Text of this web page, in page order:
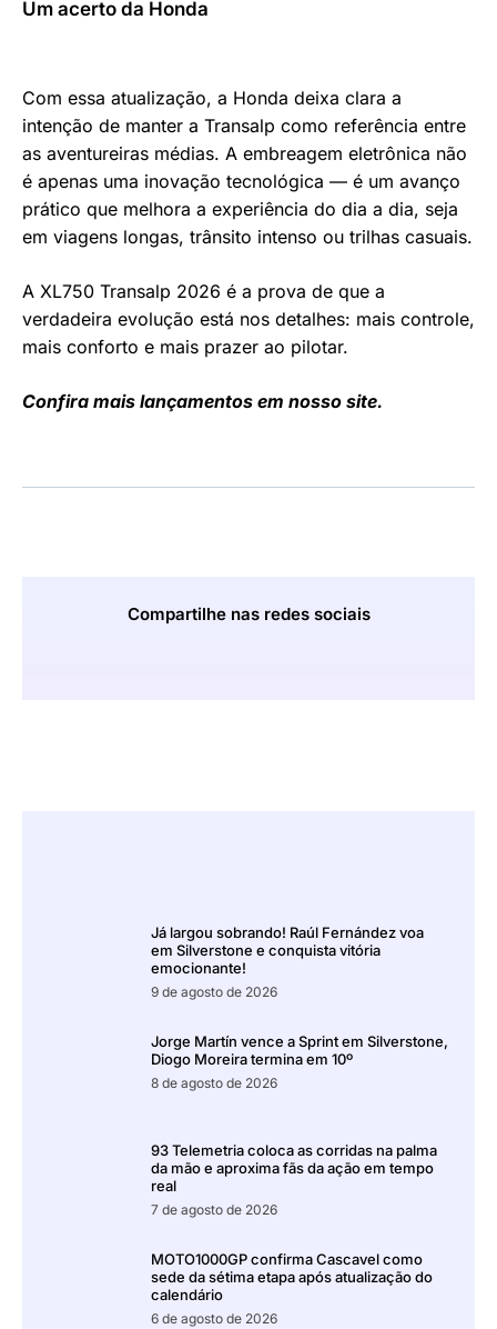
Um acerto da Honda
Com essa atualização, a Honda deixa clara a
intenção de manter a Transalp como referência entre
as aventureiras médias. A embreagem eletrônica não
é apenas uma inovação tecnológica — é um avanço
prático que melhora a experiência do dia a dia, seja
em viagens longas, trânsito intenso ou trilhas casuais.
A XL750 Transalp 2026 é a prova de que a
verdadeira evolução está nos detalhes: mais controle,
mais conforto e mais prazer ao pilotar.
Confira mais lançamentos em nosso site.
Compartilhe nas redes sociais
Já largou sobrando! Raúl Fernández voa
em Silverstone e conquista vitória
emocionante!
9 de agosto de 2026
Jorge Martín vence a Sprint em Silverstone,
Diogo Moreira termina em 10º
8 de agosto de 2026
93 Telemetria coloca as corridas na palma
da mão e aproxima fãs da ação em tempo
real
7 de agosto de 2026
MOTO1000GP confirma Cascavel como
sede da sétima etapa após atualização do
calendário
6 de agosto de 2026